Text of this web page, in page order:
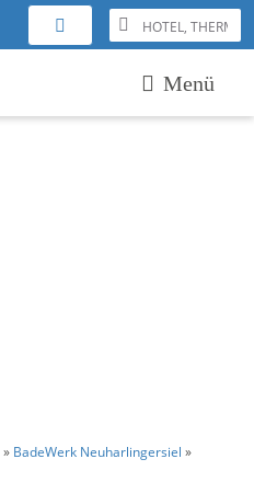
Menü
» BadeWerk Neuharlingersiel »